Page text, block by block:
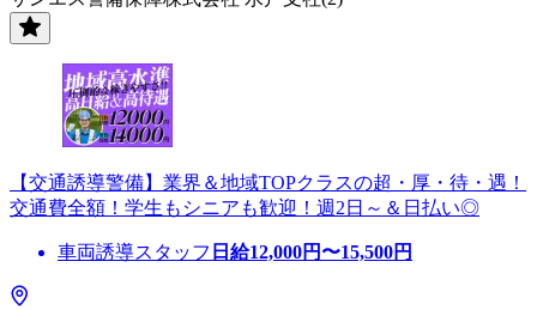
【交通誘導警備】業界＆地域TOPクラスの超・厚・待・遇！
交通費全額！学生もシニアも歓迎！週2日～＆日払い◎
車両誘導スタッフ 日給12,000円〜15,500円